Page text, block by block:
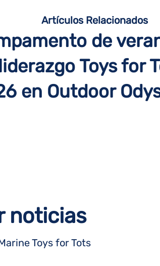
Artículos Relacionados
de
Toys for
en Outdoor
noticias
Toys for Tots